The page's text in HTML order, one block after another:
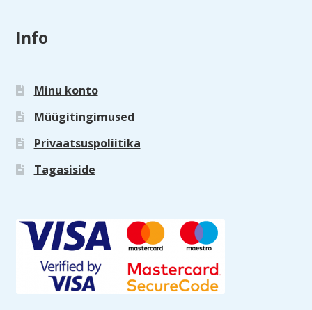
Info
Minu konto
Müügitingimused
Privaatsuspoliitika
Tagasiside